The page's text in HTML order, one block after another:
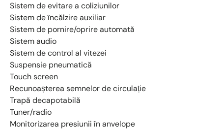
Sistem de evitare a coliziunilor
Sistem de încălzire auxiliar
Sistem de pornire/oprire automată
Sistem audio
Sistem de control al vitezei
Suspensie pneumatică
Touch screen
Recunoașterea semnelor de circulație
Trapă decapotabilă
Tuner/radio
Monitorizarea presiunii în anvelope